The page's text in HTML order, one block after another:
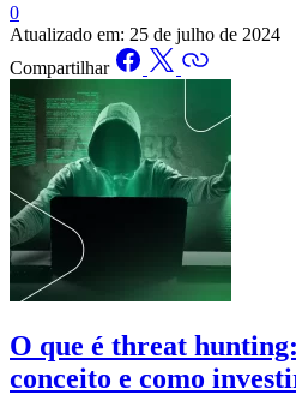
0
Atualizado em: 25 de julho de 2024
Compartilhar
O que é threat
conceito e como